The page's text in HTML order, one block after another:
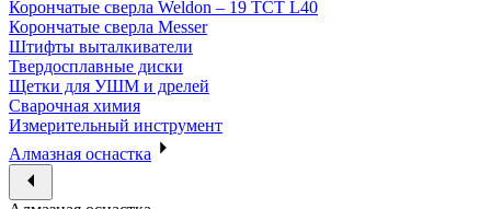
Корончатые сверла Weldon – 19 TCT L40
Корончатые сверла Messer
Штифты выталкиватели
Твердосплавные диски
Щетки для УШМ и дрелей
Сварочная химия
Измерительный инструмент
Алмазная оснастка